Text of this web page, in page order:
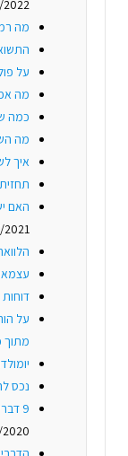
מה
על
מה
כמה
מה
איך
האם
על
מתוך
יומולדת 4 לתוכנית
נכס
9 דברים שלא ידעתם על מעקב אחרי הוצאות
2020